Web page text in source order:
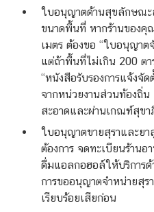
ใบอนุญาตด้านสุขลักษณ
ขนาดพื้นที่ หากร้านของคุ
เมตร ต้องขอ “ใบอนุญาต
แต่ถ้าพื้นที่ไม่เกิน 200 ตา
“หนังสือรับรองการแจ้งจั
จากหน่วยงานส่วนท้องถิ่
สะอาดและผ่านเกณฑ์สุขา
ใบอนุญาตขายสุราและย
ต้องการ จดทะเบียนร้านอ
ดื่มแอลกอฮอล์ให้บริการ
การขออนุญาตจำหน่ายสุร
เรียบร้อยเสียก่อน